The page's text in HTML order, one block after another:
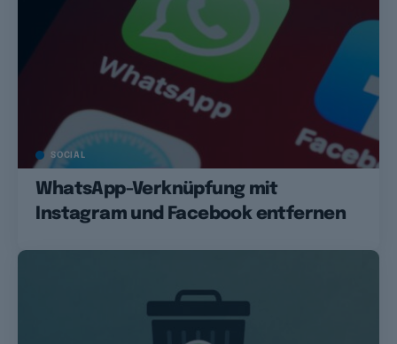
SOCIAL
WhatsApp-Verknüpfung mit
Instagram und Facebook entfernen